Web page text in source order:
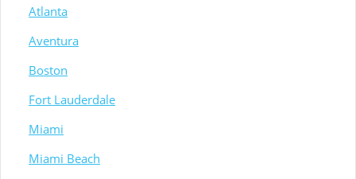
Atlanta
Aventura
Boston
Fort Lauderdale
Miami
Miami Beach